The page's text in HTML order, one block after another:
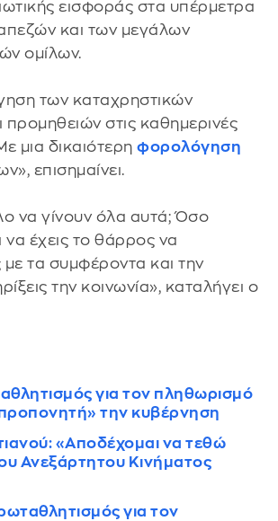
εισφοράς στα υπέρμετρα
και των μεγάλων
ομίλων.
των καταχρηστικών
στις καθημερινές
μια δικαιότερη φορολόγηση
επισημαίνει.
να γίνουν όλα αυτά; Όσο
να έχεις το θάρρος να
με τα συμφέροντα και την
την κοινωνία», καταλήγει ο
για τον πληθωρισμό
την κυβέρνηση
«Αποδέχομαι να τεθώ
Ανεξάρτητου Κινήματος
για τον